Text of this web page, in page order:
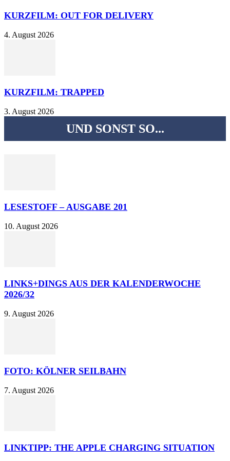
KURZFILM: OUT FOR DELIVERY
4. August 2026
KURZFILM: TRAPPED
3. August 2026
UND SONST SO...
LESESTOFF – AUSGABE 201
10. August 2026
LINKS+DINGS AUS DER KALENDERWOCHE
2026/32
9. August 2026
FOTO: KÖLNER SEILBAHN
7. August 2026
LINKTIPP: THE APPLE CHARGING SITUATION